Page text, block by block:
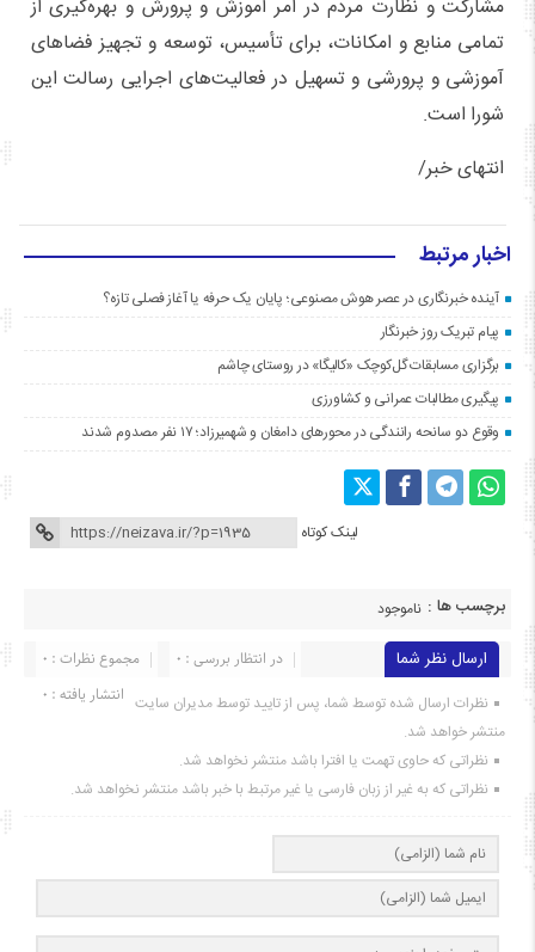
مشارکت و نظارت مردم در امر آموزش و پرورش و بهره‌گیری از
تمامی منابع و امکانات، برای تأسیس، توسعه و تجهیز فضاهای
آموزشی و پرورشی و تسهیل در فعالیت‌های اجرایی رسالت این
شورا است.
انتهای خبر/
اخبار مرتبط
آینده خبرنگاری در عصر هوش مصنوعی؛ پایان یک حرفه یا آغاز فصلی تازه؟
پیام تبریک روز خبرنگار
برگزاری مسابقات گل‌کوچک «کالیگا» در روستای چاشم
پیگیری مطالبات عمرانی و کشاورزی
وقوع دو سانحه رانندگی در محورهای دامغان و شهمیرزاد؛ ۱۷ نفر مصدوم شدند
لینک کوتاه
برچسب ها : ناموجود
ارسال نظر شما مجموع نظرات : 0
در انتظار بررسی : 0
انتشار یافته : ۰ نظرات ارسال شده توسط شما، پس از تایید توسط مدیران سایت
منتشر خواهد شد.
نظراتی که حاوی تهمت یا افترا باشد منتشر نخواهد شد.
نظراتی که به غیر از زبان فارسی یا غیر مرتبط با خبر باشد منتشر نخواهد شد.